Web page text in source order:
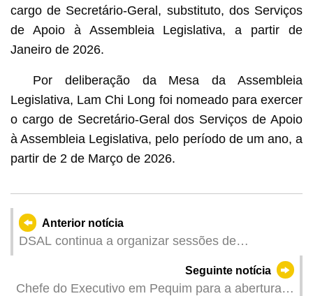
cargo de Secretário-Geral, substituto, dos Serviços
de Apoio à Assembleia Legislativa, a partir de
Janeiro de 2026.
Por deliberação da Mesa da Assembleia
Legislativa, Lam Chi Long foi nomeado para exercer
o cargo de Secretário-Geral dos Serviços de Apoio
à Assembleia Legislativa, pelo período de um ano, a
partir de 2 de Março de 2026.
Anterior notícia
DSAL continua a organizar sessões de
disponibilização de 457 vagas de emprego
Seguinte notícia
Chefe do Executivo em Pequim para a abertura